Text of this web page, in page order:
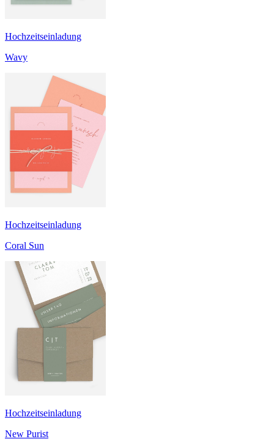
Hochzeitseinladung
Wavy
Hochzeitseinladung
Coral Sun
Hochzeitseinladung
New Purist